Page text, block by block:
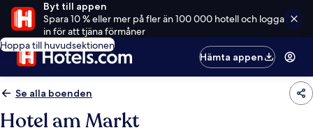
Byt till appen
Spara 10 % eller mer på fler än 100 000 hotell och logga
in för att tjäna förmåner
Hoppa till huvudsektionen
Hämta appen
Se alla boenden
Hotel am Markt